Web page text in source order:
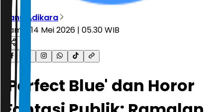
Banu Adikara
Kamis, 14 Mei 2026 | 05.30 WIB
'Perfect Blue' dan Horor